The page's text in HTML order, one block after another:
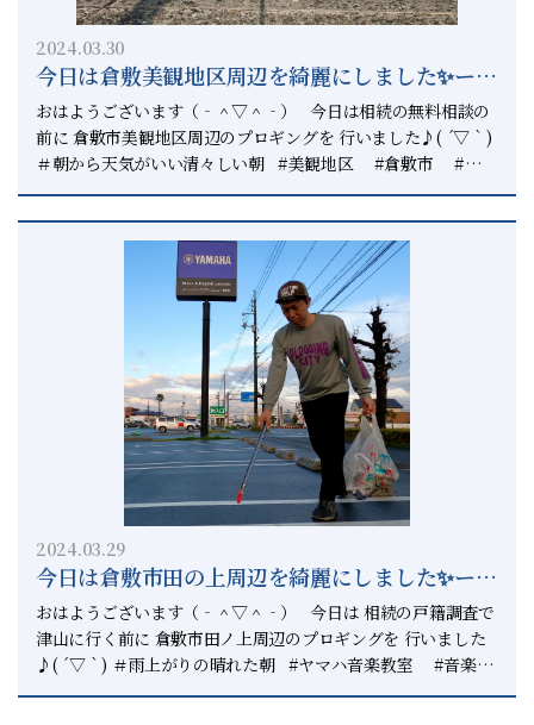
行っています。 もし倉敷市や総社市に限らず 相続の相談があ
れば いつでもお声掛けください。 「相続円満相談室に頼んで
良かった。」 と言われる仕事をすることが お客様へ提供する
価値だと思っています。 相続のご相談は相続円満相談室へ ご
相談ください。 ご安心ください。 いくら相談しても無料です
から。
2024.03.30
今日は倉敷美観地区周辺を綺麗にしました✨ー倉
敷と総社で相続のことなら相続円満相談室へー
おはようございます（‐＾▽＾‐） 今日は相続の無料相談の
前に 倉敷市美観地区周辺のプロギングを 行いました♪( ´▽｀)
＃朝から天気がいい清々しい朝 #美観地区 #倉敷市 #プロ
ギング #プロギングシティ #plogging #ploggingcity #
プロギング倉敷 #倉敷 #総社 #正直不動産 #相続円満
敷市や総社市で相続から発生する そんな現場ではいろんな話を
は贈与契約書を交わす必要があります。 お客様にはその認識は
なかったので それをしっかりと説明させていただきました。
お客様は、心配していたことが的中したようで 「やっぱりそう
お役に立てるように頑張ります。 それが相続円満相談室のこ
だわりです。 相続のことなら、まずはご相談ください。 ご安
心ください。 相談料はいただいていませんから。
2024.03.29
今日は倉敷市田の上周辺を綺麗にしました✨ー倉
敷と総社での遺産分割協議書の作成は相続円満
相談室へー
おはようございます（‐＾▽＾‐） 今日は 相続の戸籍調査で
津山に行く前に 倉敷市田ノ上周辺のプロギングを 行いました
♪( ´▽｀) ＃雨上がりの晴れた朝 #ヤマハ音楽教室 #音楽教
室 #プロギング #プロギングシティ #plogging